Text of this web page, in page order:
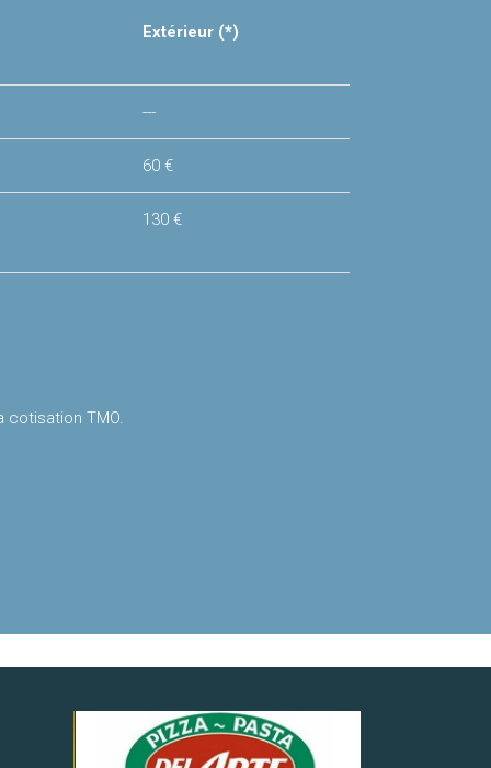
Extérieur (*)
---
60 €
130 €
TMO.